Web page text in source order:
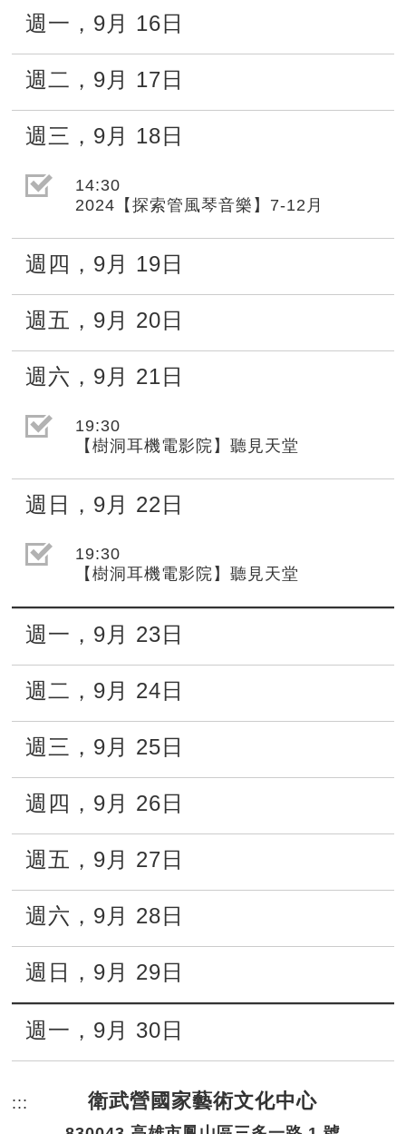
週一 ， 9月 16日
週二 ， 9月 17日
週三 ， 9月 18日
選取節目(未勾選)
14:30
2024【探索管風琴音樂】7-12月
週四 ， 9月 19日
週五 ， 9月 20日
週六 ， 9月 21日
選取節目(未勾選)
19:30
【樹洞耳機電影院】聽見天堂
週日 ， 9月 22日
選取節目(未勾選)
19:30
【樹洞耳機電影院】聽見天堂
週一 ， 9月 23日
週二 ， 9月 24日
週三 ， 9月 25日
週四 ， 9月 26日
週五 ， 9月 27日
週六 ， 9月 28日
週日 ， 9月 29日
週一 ， 9月 30日
::: 頁尾網站資訊。
衛武營國家藝術文化中心